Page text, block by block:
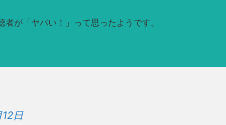
が「ヤバい！」って思ったようです。
日